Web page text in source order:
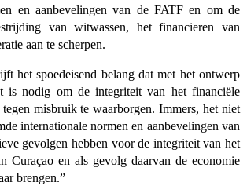
en aanbevelingen van de FATF en om de
van witwassen, het financieren van
aan te scherpen.
het spoedeisend belang dat met het ontwerp
is nodig om de integriteit van het financiële
misbruik te waarborgen. Immers, het niet
internationale normen en aanbevelingen van
gevolgen hebben voor de integriteit van het
Curaçao en als gevolg daarvan de economie
brengen.”